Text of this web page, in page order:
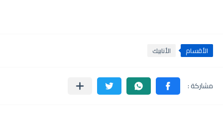
الأقسام الأنابيك